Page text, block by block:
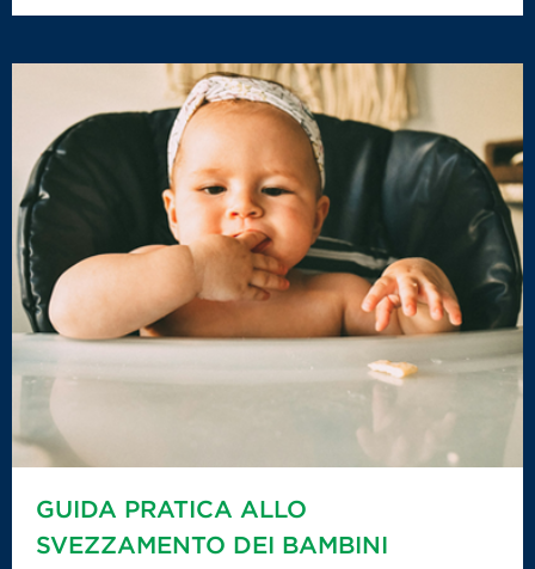
GUIDA PRATICA ALLO
SVEZZAMENTO DEI BAMBINI